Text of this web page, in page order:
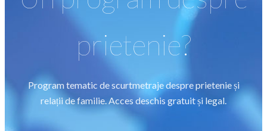
prietenie?
Program tematic de scurtmetraje despre prietenie și
relații de familie. Acces deschis gratuit și legal.